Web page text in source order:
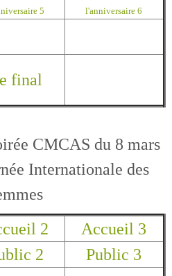
5
l'anniversaire 6
final
CMCAS du 8 mars
Internationale des
2
Accueil 3
2
Public 3